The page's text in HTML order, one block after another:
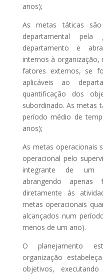
anos);
As metas táticas
departamental pela
departamento e
internos à organização,
fatores externos, se
aplicáveis ao
quantificação dos
subordinado. As metas
período médio de
anos);
As metas operacionais
operacional pelo
integrante de um
abrangendo
diretamente às
metas operacionais
alcançados num
menos de um ano).
O planejamento
organização
objetivos,